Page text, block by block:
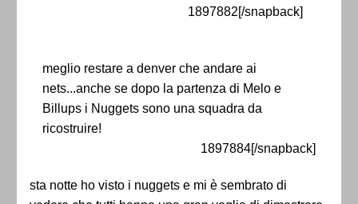
1897882[/snapback]
meglio restare a denver che andare ai
nets...anche se dopo la partenza di Melo e
Billups i Nuggets sono una squadra da
ricostruire!
1897884[/snapback]
sta notte ho visto i nuggets e mi è sembrato di